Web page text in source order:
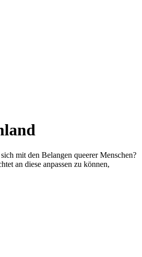
mit den Belangen queerer Menschen?
an diese anpassen zu können,